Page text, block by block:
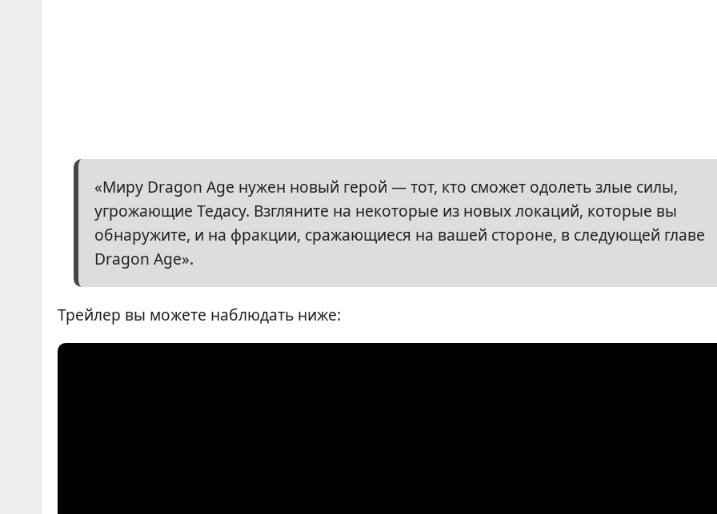
«Миру Dragon Age нужен новый герой — тот, кто сможет одолеть злые силы,
угрожающие Тедасу. Взгляните на некоторые из новых локаций, которые вы
обнаружите, и на фракции, сражающиеся на вашей стороне, в следующей главе
Dragon Age».
Трейлер вы можете наблюдать ниже: